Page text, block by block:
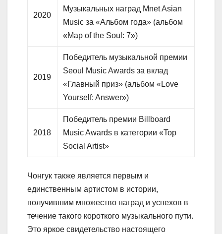
2020
Музыкальных наград Mnet Asian
Music за «Альбом года» (альбом
«Map of the Soul: 7»)
2019
Победитель музыкальной премии
Seoul Music Awards за вклад
«Главный приз» (альбом «Love
Yourself: Answer»)
2018
Победитель премии Billboard
Music Awards в категории «Top
Social Artist»
Чонгук также является первым и
единственным артистом в истории,
получившим множество наград и успехов в
течение такого короткого музыкального пути.
Это яркое свидетельство настоящего